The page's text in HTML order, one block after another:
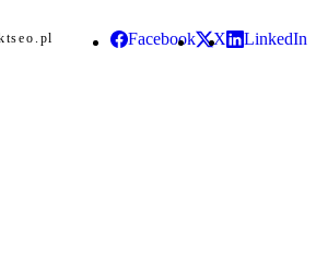
Facebook X LinkedIn